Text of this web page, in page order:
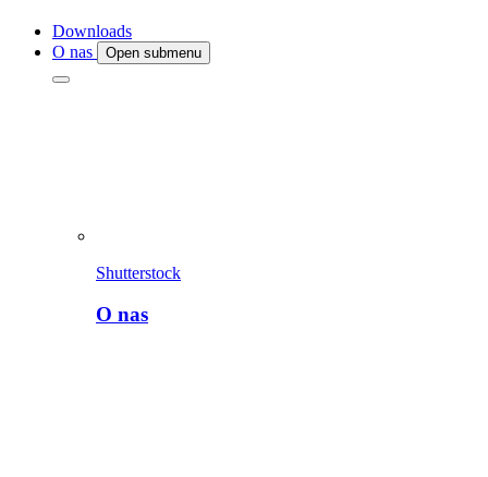
Downloads
O nas
Open submenu
Shutterstock
O nas